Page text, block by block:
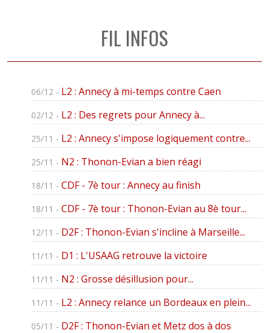
FIL INFOS
06/12 - L2 : Annecy à mi-temps contre Caen
02/12 - L2 : Des regrets pour Annecy à...
25/11 - L2 : Annecy s'impose logiquement contre...
25/11 - N2 : Thonon-Evian a bien réagi
18/11 - CDF - 7è tour : Annecy au finish
18/11 - CDF - 7è tour : Thonon-Evian au 8è tour...
12/11 - D2F : Thonon-Evian s'incline à Marseille...
11/11 - D1 : L'USAAG retrouve la victoire
11/11 - N2 : Grosse désillusion pour...
11/11 - L2 : Annecy relance un Bordeaux en plein...
05/11 - D2F : Thonon-Evian et Metz dos à dos